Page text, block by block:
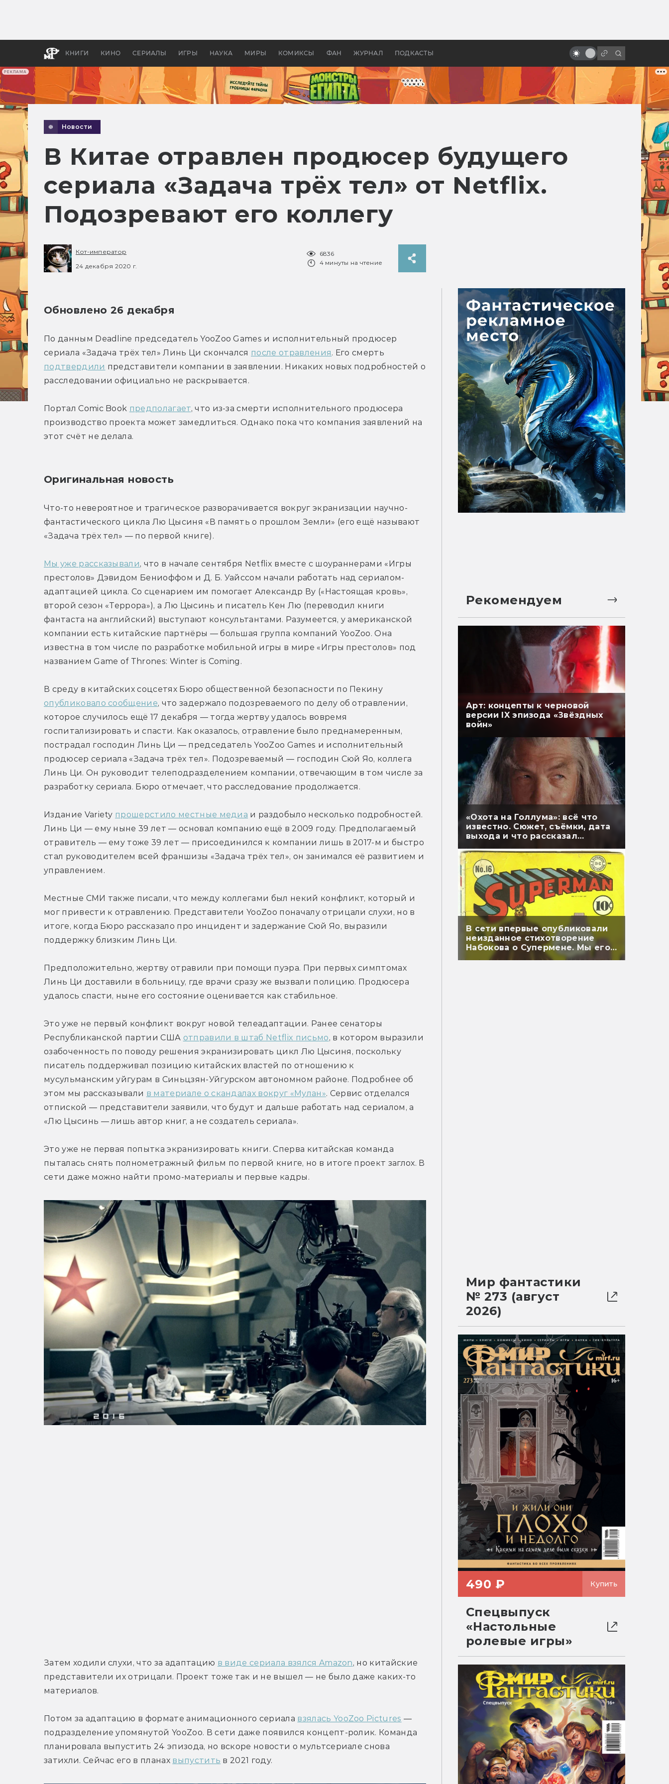
РЕКЛАМА
КНИГИ КИНО СЕРИАЛЫ ИГРЫ НАУКА МИРЫ КОМИКСЫ ФАН ЖУРНАЛ ПОДКАСТЫ
бы «Властелина колец»
Древней Грецией
фильм за 50 лет
Новости
В Китае отравлен продюсер будущего
сериала «Задача трёх тел» от Netflix.
Подозревают его коллегу
Кот-император
24 декабря 2020 г.
6836
4 минуты на чтение
Обновлено 26 декабря
По данным Deadline председатель YooZoo Games и исполнительный продюсер
сериала «Задача трёх тел» Линь Ци скончался после отравления
подтвердили представители компании в заявлении. Никаких новых подробностей о
расследовании официально не раскрывается.
Портал Comic Book предполагает, что из-за смерти исполнительного продюсера
производство проекта может замедлиться. Однако пока что компания заявлений на
этот счёт не делала.
Оригинальная новость
Что-то невероятное и трагическое разворачивается вокруг экранизации научно-
фантастического цикла Лю Цысиня «В память о прошлом Земли» (его ещё называют
«Задача трёх тел» — по первой книге).
Мы уже рассказывали, что в начале сентября Netflix вместе с шоураннерами «Игры
престолов» Дэвидом Бениоффом и Д. Б. Уайссом начали работать над сериалом-
адаптацией цикла. Со сценарием им помогает Александр Ву («Настоящая кровь»,
второй сезон «Террора»), а Лю Цысинь и писатель Кен Лю (переводил книги
фантаста на английский) выступают консультантами. Разумеется, у американской
компании есть китайские партнёры — большая группа компаний YooZoo. Она
известна в том числе по разработке мобильной игры в мире «Игры престолов» под
названием Game of Thrones: Winter is Coming.
опубликовало сообщение, что задержало подозреваемого по делу об отравлении,
которое случилось ещё 17 декабря — тогда жертву удалось вовремя
госпитализировать и спасти. Как оказалось, отравление было преднамеренным,
пострадал господин Линь Ци — председатель YooZoo Games и исполнительный
продюсер сериала «Задача трёх тел». Подозреваемый — господин Сюй Яо, коллега
Линь Ци. Он руководит телеподразделением компании, отвечающим в том числе за
разработку сериала. Бюро отмечает, что расследование продолжается.
Издание Variety прошерстило местные медиа и раздобыло несколько подробностей.
Линь Ци — ему ныне 39 лет — основал компанию ещё в 2009 году. Предполагаемый
отравитель — ему тоже 39 лет — присоединился к компании лишь в 2017-м и быстро
стал руководителем всей франшизы «Задача трёх тел», он занимался её развитием и
управлением.
Местные СМИ также писали, что между коллегами был некий конфликт, который и
мог привести к отравлению. Представители YooZoo поначалу отрицали слухи, но в
итоге, когда Бюро рассказало про инцидент и задержание Сюй Яо, выразили
поддержку близким Линь Ци.
Предположительно, жертву отравили при помощи пуэра. При первых симптомах
Линь Ци доставили в больницу, где врачи сразу же вызвали полицию. Продюсера
удалось спасти, ныне его состояние оценивается как стабильное.
Это уже не первый конфликт вокруг новой телеадаптации. Ранее сенаторы
Республиканской партии США отправили в штаб Netflix письмо, в котором выразили
озабоченность по поводу решения экранизировать цикл Лю Цысиня, поскольку
писатель поддерживал позицию китайских властей по отношению к
мусульманским уйгурам в Синьцзян-Уйгурском автономном районе. Подробнее об
этом мы рассказывали в материале о скандалах вокруг «Мулан». Сервис отделался
отпиской — представители заявили, что будут и дальше работать над сериалом, а
«Лю Цысинь — лишь автор книг, а не создатель сериала».
Это уже не первая попытка экранизировать книги. Сперва китайская команда
пыталась снять полнометражный фильм по первой книге, но в итоге проект заглох. В
сети даже можно найти промо-материалы и первые кадры.
Затем ходили слухи, что за адаптацию в виде сериала взялся Amazon, но китайские
представители их отрицали. Проект тоже так и не вышел — не было даже каких-то
материалов.
Потом за адаптацию в формате анимационного сериала взялась YooZoo Pictures —
подразделение упомянутой YooZoo. В сети даже появился концепт-ролик. Команда
планировала выпустить 24 эпизода, но вскоре новости о мультсериале снова
затихли. Сейчас его в планах выпустить в 2021 году.
Рекомендуем
Арт: концепты к черновой
версии IX эпизода «Звёздных
войн»
«Охота на Голлума»: всё что
известно. Сюжет, съёмки, дата
выхода и что рассказал
В сети впервые опубликовали
неизданное стихотворение
Набокова о Супермене. Мы его
перевели
Мир фантастики
№ 273 (август
2026)
490 ₽ Купить
Спецвыпуск
«Настольные
ролевые игры»